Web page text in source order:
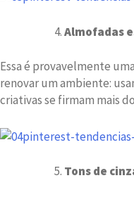
Almofadas
Essa é provavelmente
renovar um ambiente:
criativas se firmam mais
Tons de